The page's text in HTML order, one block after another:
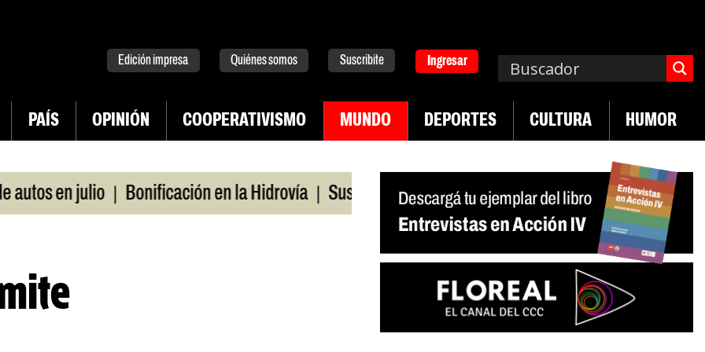
Edición impresa Quiénes somos Suscribite Ingresar
PAÍS OPINIÓN COOPERATIVISMO MUNDO DEPORTES CULTURA HUMOR
en julio | Bonificación en la Hidrovía | Suspenden desregulación del practicaje | Denuncias por